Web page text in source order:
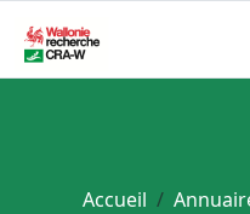
Accueil